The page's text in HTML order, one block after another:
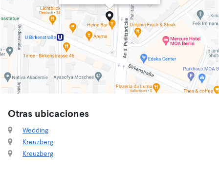
Otras ubicaciones
Wedding
Kreuzberg
Kreuzberg